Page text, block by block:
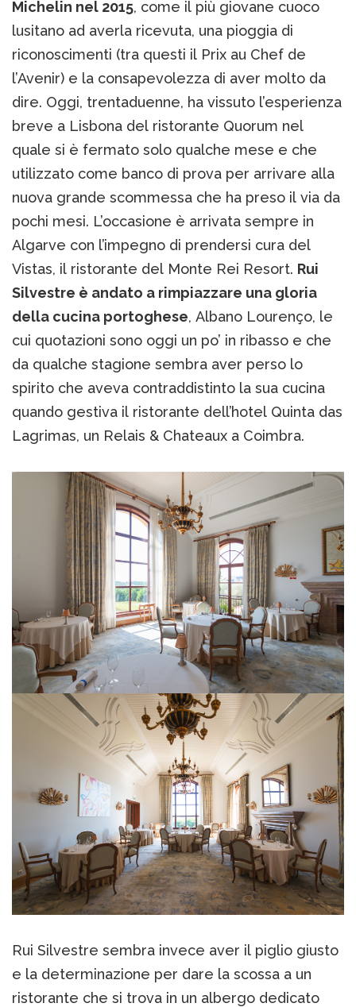
Michelin nel 2015, come il più giovane cuoco
lusitano ad averla ricevuta, una pioggia di
riconoscimenti (tra questi il Prix au Chef de
l’Avenir) e la consapevolezza di aver molto da
dire. Oggi, trentaduenne, ha vissuto l’esperienza
breve a Lisbona del ristorante Quorum nel
quale si è fermato solo qualche mese e che
utilizzato come banco di prova per arrivare alla
nuova grande scommessa che ha preso il via da
pochi mesi. L’occasione è arrivata sempre in
Algarve con l’impegno di prendersi cura del
Vistas, il ristorante del Monte Rei Resort. Rui
Silvestre è andato a rimpiazzare una gloria
della cucina portoghese, Albano Lourenço, le
cui quotazioni sono oggi un po’ in ribasso e che
da qualche stagione sembra aver perso lo
spirito che aveva contraddistinto la sua cucina
quando gestiva il ristorante dell’hotel Quinta das
Lagrimas, un Relais & Chateaux a Coimbra.
Rui Silvestre sembra invece aver il piglio giusto
e la determinazione per dare la scossa a un
ristorante che si trova in un albergo dedicato